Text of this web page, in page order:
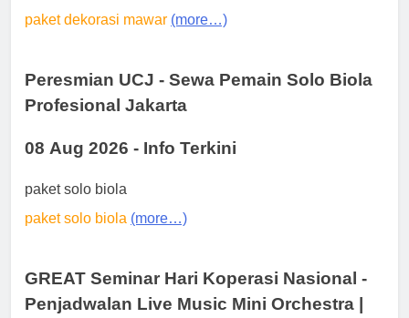
paket dekorasi mawar (more…)
Peresmian UCJ - Sewa Pemain Solo Biola
Profesional Jakarta
08 Aug 2026 - Info Terkini
paket solo biola
paket solo biola (more…)
GREAT Seminar Hari Koperasi Nasional -
Penjadwalan Live Music Mini Orchestra |